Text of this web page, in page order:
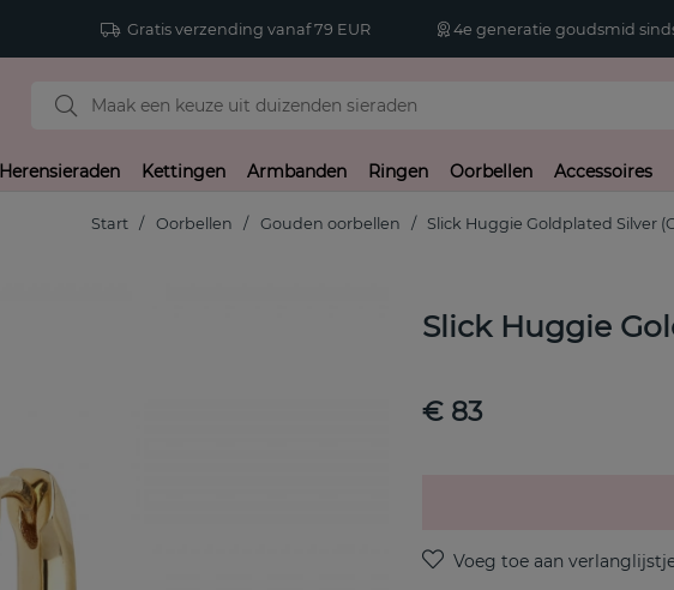
Gratis verzending vanaf 79 EUR 4e generatie goudsmid sinds
Herensieraden Kettingen Armbanden Ringen Oorbellen Accessoires
Start Oorbellen Gouden oorbellen Slick Huggie Goldplated Silver
Slick Huggie
€ 83